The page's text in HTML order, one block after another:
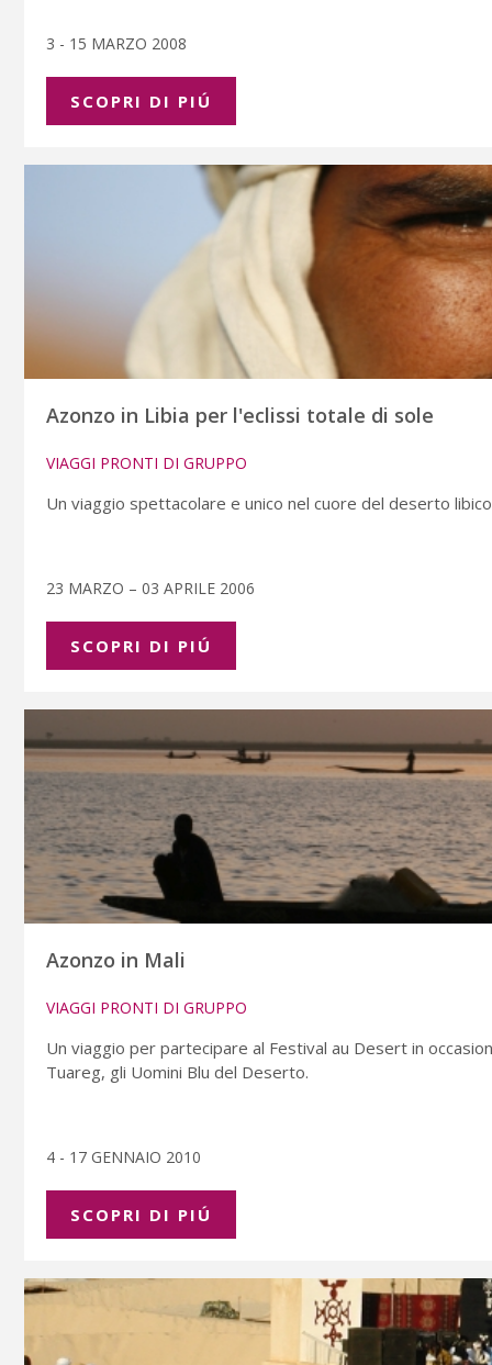
3 - 15 MARZO 2008
SCOPRI DI PIÚ
Azonzo in Libia per l'eclissi totale di sole
VIAGGI PRONTI DI GRUPPO
Un viaggio spettacolare e unico nel cuore del deserto
23 MARZO – 03 APRILE 2006
SCOPRI DI PIÚ
Azonzo in Mali
VIAGGI PRONTI DI GRUPPO
Un viaggio per partecipare al Festival au Desert in
Tuareg, gli Uomini Blu del Deserto.
4 - 17 GENNAIO 2010
SCOPRI DI PIÚ